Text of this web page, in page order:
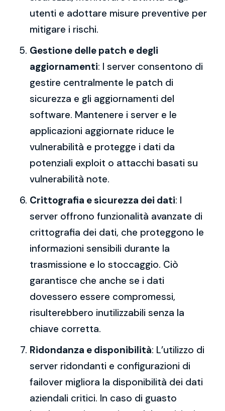
utenti e adottare misure preventive per
mitigare i rischi.
Gestione delle patch e degli
aggiornamenti: I server consentono di
gestire centralmente le patch di
sicurezza e gli aggiornamenti del
software. Mantenere i server e le
applicazioni aggiornate riduce le
vulnerabilità e protegge i dati da
potenziali exploit o attacchi basati su
vulnerabilità note.
Crittografia e sicurezza dei dati: I
server offrono funzionalità avanzate di
crittografia dei dati, che proteggono le
informazioni sensibili durante la
trasmissione e lo stoccaggio. Ciò
garantisce che anche se i dati
dovessero essere compromessi,
risulterebbero inutilizzabili senza la
chiave corretta.
Ridondanza e disponibilità: L’utilizzo di
server ridondanti e configurazioni di
failover migliora la disponibilità dei dati
aziendali critici. In caso di guasto